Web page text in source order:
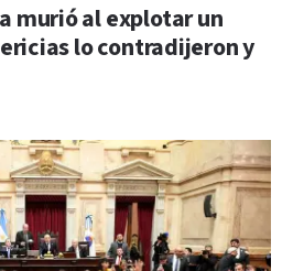
murió al explotar un
lo contradijeron y